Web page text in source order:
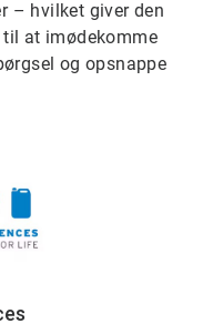
– hvilket giver den
at imødekomme
og opsnappe